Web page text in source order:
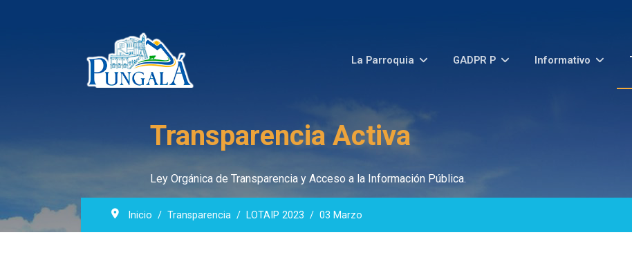
La Parroquia GADPR P Informativo
Transparencia Activa
Ley Orgánica de Transparencia y Acceso a la Información Pública.
Inicio Transparencia LOTAIP 2023 03 Marzo